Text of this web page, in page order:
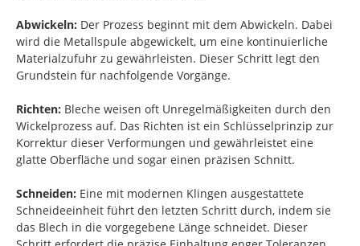
Abwickeln: Der Prozess beginnt mit dem Abwickeln. Dabei
wird die Metallspule abgewickelt, um eine kontinuierliche
Materialzufuhr zu gewährleisten. Dieser Schritt legt den
Grundstein für nachfolgende Vorgänge.
Richten: Bleche weisen oft Unregelmäßigkeiten durch den
Wickelprozess auf. Das Richten ist ein Schlüsselprinzip zur
Korrektur dieser Verformungen und gewährleistet eine
glatte Oberfläche und sogar einen präzisen Schnitt.
Schneiden: Eine mit modernen Klingen ausgestattete
Schneideeinheit führt den letzten Schritt durch, indem sie
das Blech in die vorgegebene Länge schneidet. Dieser